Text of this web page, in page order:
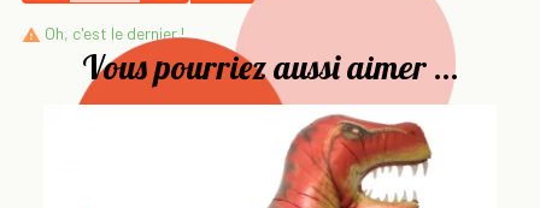
 Oh, c'est le dernier !
Vous pourriez aussi aimer ...